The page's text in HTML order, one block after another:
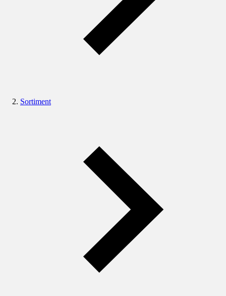
Sortiment